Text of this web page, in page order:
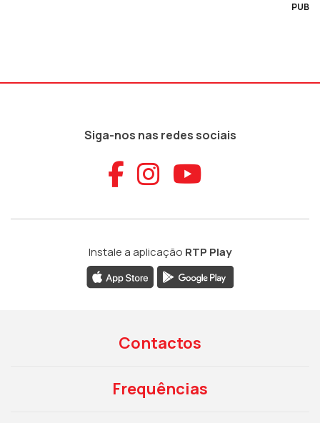
PUB
Siga-nos nas redes sociais
Aceder ao
Aceder ao
Aceder
Instale a aplicação RTP Play
Contactos
Frequências